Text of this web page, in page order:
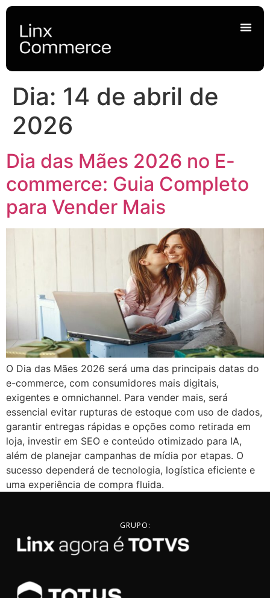
Dia: 14 de abril de
2026
Dia das Mães 2026 no E-
commerce: Guia Completo
para Vender Mais
O Dia das Mães 2026 será uma das principais datas do
e-commerce, com consumidores mais digitais,
exigentes e omnichannel. Para vender mais, será
essencial evitar rupturas de estoque com uso de dados,
garantir entregas rápidas e opções como retirada em
loja, investir em SEO e conteúdo otimizado para IA,
além de planejar campanhas de mídia por etapas. O
sucesso dependerá de tecnologia, logística eficiente e
uma experiência de compra fluida.
GRUPO: